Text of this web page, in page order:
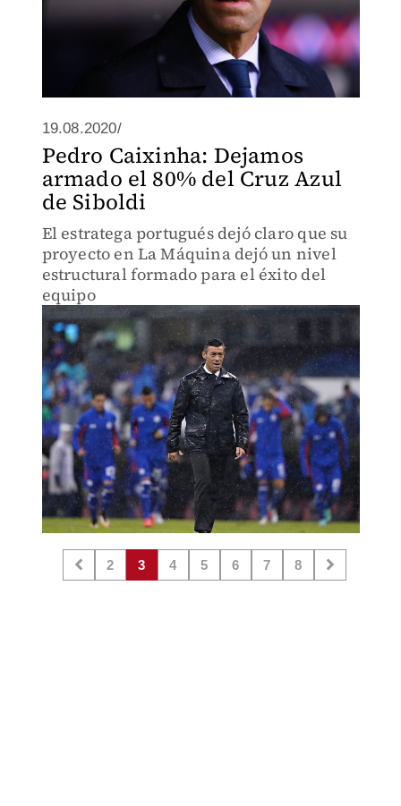
19.08.2020/
Pedro Caixinha: Dejamos
armado el 80% del Cruz Azul
de Siboldi
El estratega portugués dejó claro que su
proyecto en La Máquina dejó un nivel
estructural formado para el éxito del
equipo
2 3 4 5 6 7 8